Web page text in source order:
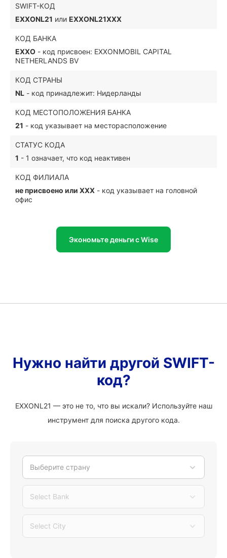
SWIFT-КОД
EXXONL21 или EXXONL21XXX
КОД БАНКА
EXXO - код присвоен: EXXONMOBIL CAPITAL
NETHERLANDS BV
КОД СТРАНЫ
NL - код принадлежит: Нидерланды
КОД МЕСТОПОЛОЖЕНИЯ БАНКА
21 - код указывает на месторасположение
СТАТУС КОДА
1 - 1 означает, что код неактивен
КОД ФИЛИАЛА
не присвоено или XXX - код указывает на головной
офис
Экономьте деньги с Wise
Нужно найти другой SWIFT-
код?
EXXONL21 — это не то, что вы искали? Используйте наш
инструмент для поиска другого кода.
Выберите страну
Select Bank
Select City